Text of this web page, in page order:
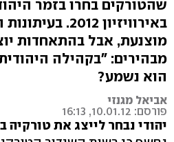
שהטורקים בחרו בזמר
באירוויזיון
מוצנעת, אבל בהתאחדות
מבהירים: "בקהילה
הוא נשמע?
אביאל מגנזי
פורסם: 10.01.12, 16:13
יהודי נבחר לייצג את טורקיה